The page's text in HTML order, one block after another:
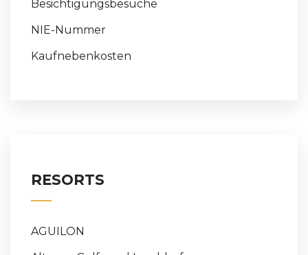
Besichtigungsbesuche
NIE-Nummer
Kaufnebenkosten
RESORTS
AGUILON